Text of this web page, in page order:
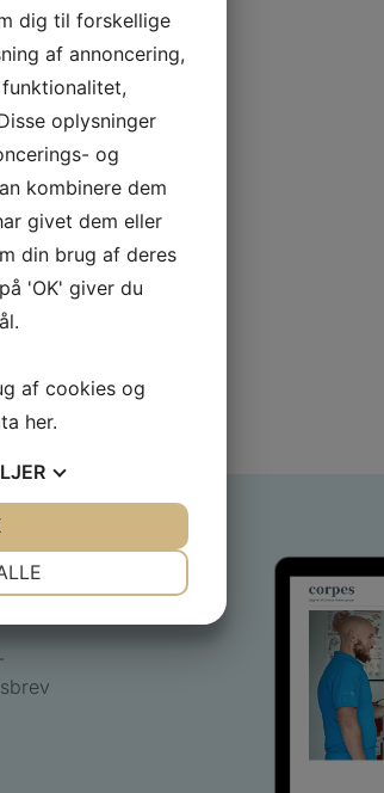
dig til forskellige
af annoncering,
oplysninger
og
kombinere dem
givet dem eller
din brug af deres
'OK' giver du
af cookies og
her.